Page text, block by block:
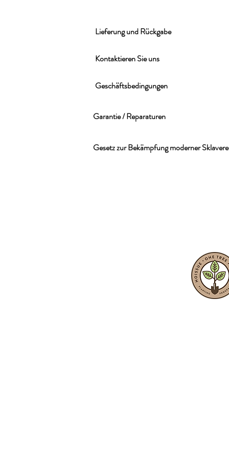
Lieferung und Rückgabe
Kontaktieren Sie uns
Geschäftsbedingungen
Garantie / Reparaturen
Gesetz zur Bekämpfung moderner